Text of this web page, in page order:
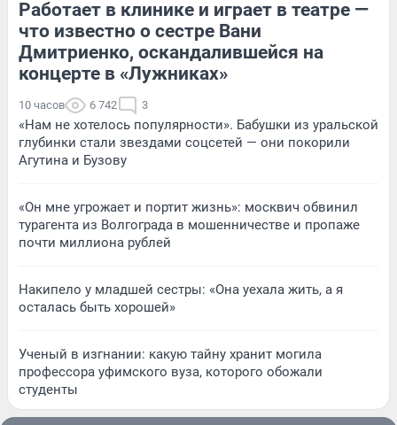
Работает в клинике и играет в театре —
что известно о сестре Вани
Дмитриенко, оскандалившейся на
концерте в «Лужниках»
10 часов 6 742 3
«Нам не хотелось популярности». Бабушки из уральской
глубинки стали звездами соцсетей — они покорили
Агутина и Бузову
«Он мне угрожает и портит жизнь»: москвич обвинил
турагента из Волгограда в мошенничестве и пропаже
почти миллиона рублей
Накипело у младшей сестры: «Она уехала жить, а я
осталась быть хорошей»
Ученый в изгнании: какую тайну хранит могила
профессора уфимского вуза, которого обожали
студенты